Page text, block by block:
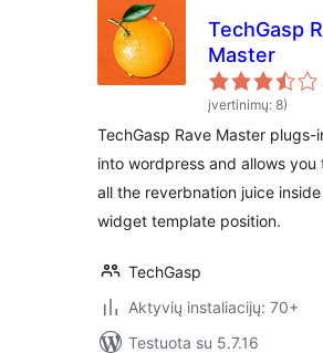
TechGasp
Master
įvertinimų: 8)
TechGasp Rave Master
into wordpress and allows you
all the reverbnation juice
widget template position.
TechGasp
Aktyvių instaliacijų: 70+
Testuota su 5.7.16